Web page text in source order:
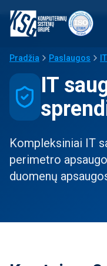
Pradžia Paslaugos
IT
Kompleksiniai IT
perimetro
duomenų